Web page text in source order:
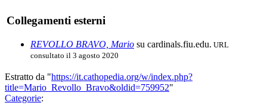
Collegamenti esterni
REVOLLO BRAVO, Mario su cardinals.fiu.edu. URL
consultato il 3 agosto 2020
Estratto da "https://it.cathopedia.org/w/index.php?
title=Mario_Revollo_Bravo&oldid=759952"
Categorie: